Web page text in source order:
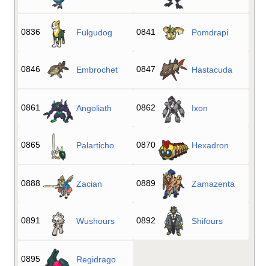
0836 Fulgudog 0841 Pomdrapi
0846 Embrochet 0847 Hastacuda
0861 Angoliath 0862 Ixon
0865 Palarticho 0870 Hexadron
0888 Zacian 0889 Zamazenta
0891 Wushours 0892 Shifours
0895 Regidrago